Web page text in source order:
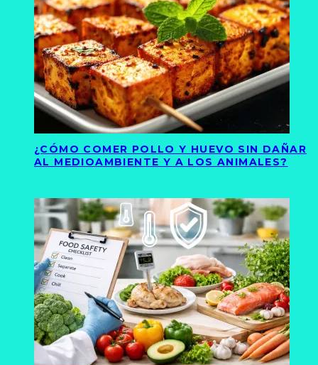
¿CÓMO COMER POLLO Y HUEVO SIN DAÑAR
AL MEDIOAMBIENTE Y A LOS ANIMALES?